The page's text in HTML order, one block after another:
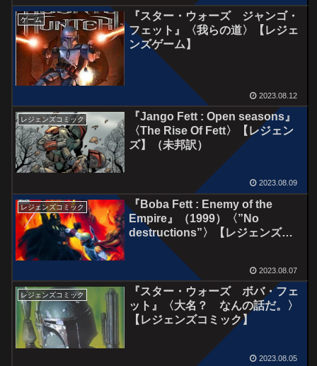
ゲーム
『スター・ウォーズ ジャンゴ・
フェット』〈我らの道〉【レジェ
ンズゲーム】
2023.08.12
レジェンズコミック
『Jango Fett : Open seasons』
〈The Rise Of Fett〉【レジェン
ズ】（未邦訳）
2023.08.09
レジェンズコミック
『Boba Fett : Enemy of the
Empire』（1999）〈”No
destructions”〉【レジェンズ】
（未邦訳）
2023.08.07
レジェンズコミック
『スター・ウォーズ ボバ・フェ
ット』〈大名？ なんの話だ。〉
【レジェンズコミック】
2023.08.05